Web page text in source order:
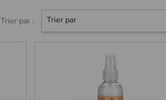
Trier par : Trier par